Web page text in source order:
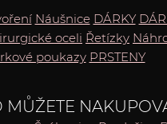
Náušnice DÁRKY
oceli Řetízky
poukazy PRSTENY